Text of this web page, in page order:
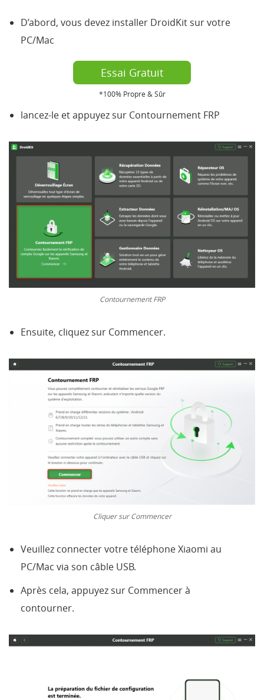
D’abord, vous devez installer DroidKit sur votre
PC/Mac
Essai Gratuit
*100% Propre & Sûr
lancez-le et appuyez sur Contournement FRP
Contournement FRP
Ensuite, cliquez sur Commencer.
Cliquer sur Commencer
Veuillez connecter votre téléphone Xiaomi au
PC/Mac via son câble USB.
Après cela, appuyez sur Commencer à
contourner.